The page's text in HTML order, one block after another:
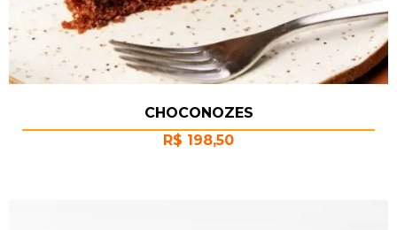
CHOCONOZES
R$ 198,50